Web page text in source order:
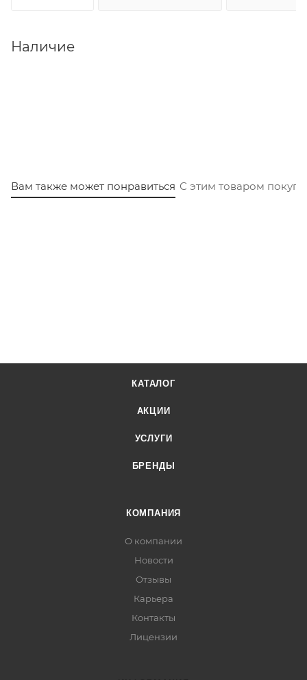
Наличие
Вам также может понравиться С этим товаром
КАТАЛОГ
АКЦИИ
УСЛУГИ
БРЕНДЫ
КОМПАНИЯ
О компании
Новости
Отзывы
Карьера
Контакты
Лицензии